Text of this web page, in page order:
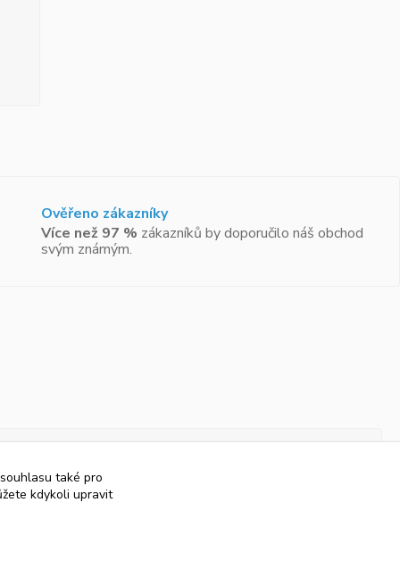
Ověřeno zákazníky
Více než 97 % zákazníků by doporučilo náš obchod
svým známým.
také pro
kdykoli upravit